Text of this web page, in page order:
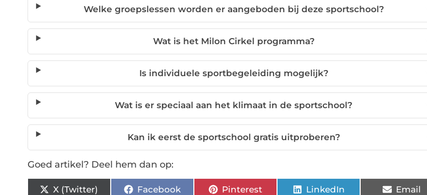
Welke groepslessen worden er aangeboden bij deze sportschool?
Wat is het Milon Cirkel programma?
Is individuele sportbegeleiding mogelijk?
Wat is er speciaal aan het klimaat in de sportschool?
Kan ik eerst de sportschool gratis uitproberen?
Goed artikel? Deel hem dan op:
X (Twitter) Facebook Pinterest LinkedIn Email